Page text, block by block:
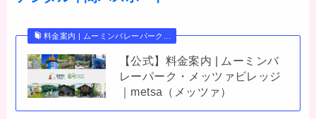
料金案内 | ムーミンバレーパーク...
【公式】料金案内 | ムーミンバ
レーパーク・メッツァビレッジ
｜metsa（メッツァ）